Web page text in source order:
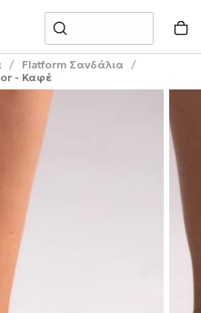
/ Flatform Σανδάλια /
- Καφέ